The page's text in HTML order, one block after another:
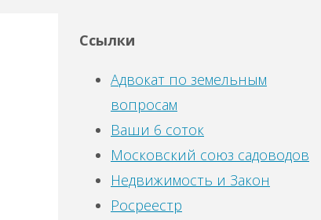
Ссылки
Адвокат по земельным
вопросам
Ваши 6 соток
Московский союз садоводов
Недвижимость и Закон
Росреестр